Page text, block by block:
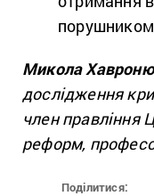
Микола
дослідження
член правління
реформ,
Поділитися: